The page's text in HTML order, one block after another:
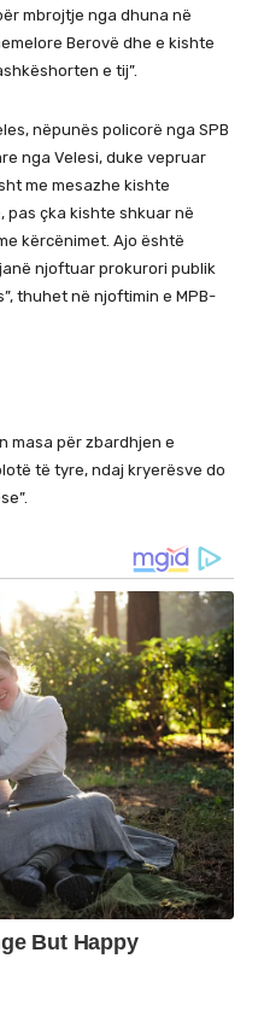
mbrojtje nga dhuna në
Berovë dhe e kishte
e tij”.
nëpunës policorë nga SPB
nga Velesi, duke vepruar
me mesazhe kishte
pas çka kishte shkuar në
kërcënimet. Ajo është
njoftuar prokurori publik
thuhet në njoftimin e MPB-
masa për zbardhjen e
të tyre, ndaj kryerësve do